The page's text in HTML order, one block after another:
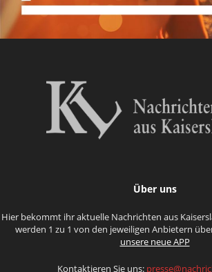
Über uns
Hier bekommt ihr aktuelle Nachrichten aus
werden 1 zu 1 von den jeweiligen Anbietern
unsere neue APP
Kontaktieren Sie uns: